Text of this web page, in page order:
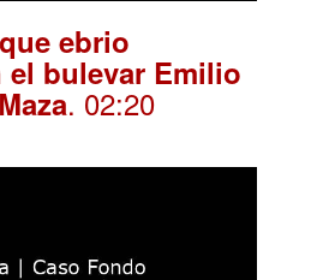
ebrio
el bulevar Emilio
. 02:20